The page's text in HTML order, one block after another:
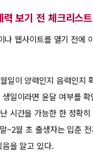
력 보기 전 체크리스트
나 웹사이트를 열기 전에
일이 양력인지 음력인지
일이라면 윤달 여부를 확
시간을 가능한 한 정확
~2월 초 출생자는 입춘
을 알고 있다.